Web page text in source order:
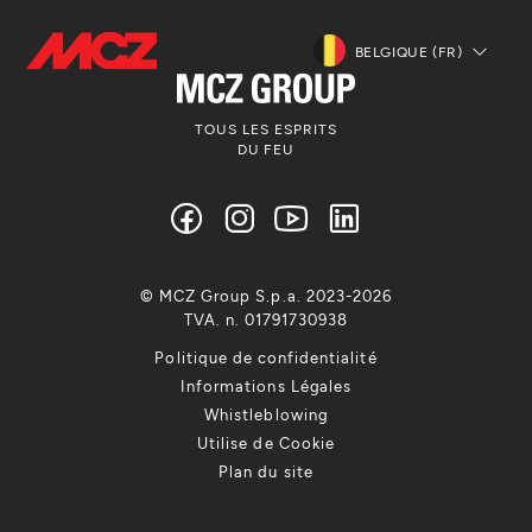
BELGIQUE (FR)
TOUS LES ESPRITS
DU FEU
Politique de confidentialité
Informations Légales
Whistleblowing
Utilise de Cookie
Plan du site
© MCZ Group S.p.a. 2023-2026
TVA. n. 01791730938